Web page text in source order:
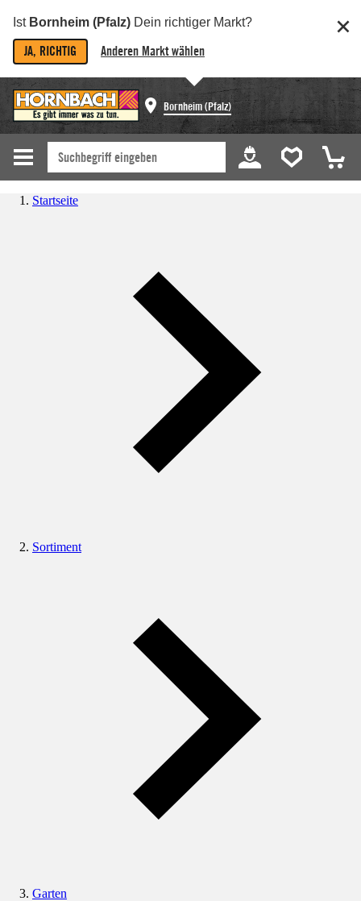
Ist Bornheim (Pfalz) Dein richtiger Markt?
JA, RICHTIG Anderen Markt wählen
Bornheim (Pfalz)
Startseite
Sortiment
Garten